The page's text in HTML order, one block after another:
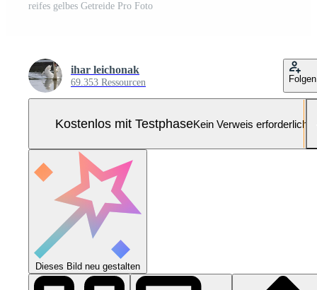
reifes gelbes Getreide Pro Foto
ihar leichonak
69.353 Ressourcen Folgen
Kostenlos mit TestphaseKein Verweis erforderlich
Dieses Bild neu gestalten